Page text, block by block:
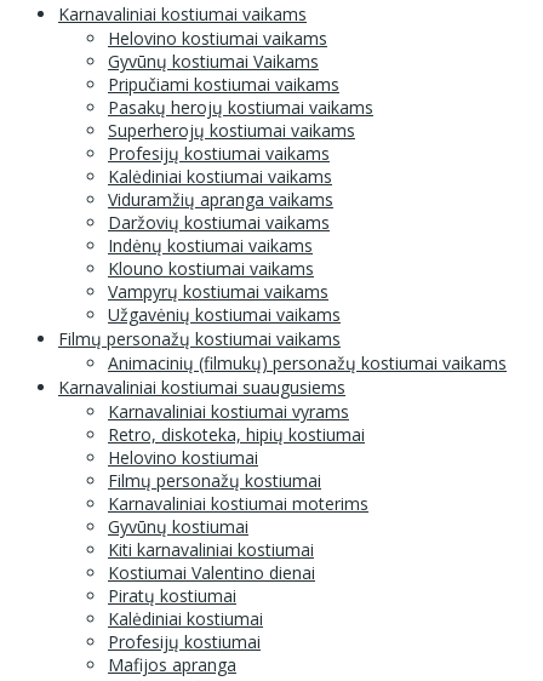
Karnavaliniai kostiumai vaikams
Helovino kostiumai vaikams
Gyvūnų kostiumai Vaikams
Pripučiami kostiumai vaikams
Pasakų herojų kostiumai vaikams
Superherojų kostiumai vaikams
Profesijų kostiumai vaikams
Kalėdiniai kostiumai vaikams
Viduramžių apranga vaikams
Daržovių kostiumai vaikams
Indėnų kostiumai vaikams
Klouno kostiumai vaikams
Vampyrų kostiumai vaikams
Užgavėnių kostiumai vaikams
Filmų personažų kostiumai vaikams
Animacinių (filmukų) personažų kostiumai vaikams
Karnavaliniai kostiumai suaugusiems
Karnavaliniai kostiumai vyrams
Retro, diskoteka, hipių kostiumai
Helovino kostiumai
Filmų personažų kostiumai
Karnavaliniai kostiumai moterims
Gyvūnų kostiumai
Kiti karnavaliniai kostiumai
Kostiumai Valentino dienai
Piratų kostiumai
Kalėdiniai kostiumai
Profesijų kostiumai
Mafijos apranga